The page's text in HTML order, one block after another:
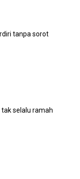
tanpa sorot
selalu ramah